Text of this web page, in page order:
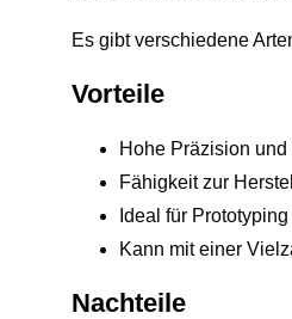
Es gibt verschiedene
Vorteile
Hohe Präzision
Fähigkeit zur
Ideal für
Kann mit einer
Nachteile